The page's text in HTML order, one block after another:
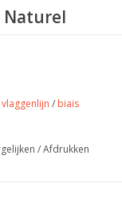
Naturel
/ biais
/Afdrukken